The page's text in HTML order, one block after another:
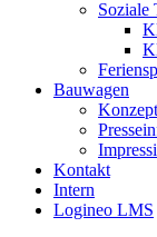
Soziale
Bauwagen
Konzept
Kontakt
Intern
Logineo LMS